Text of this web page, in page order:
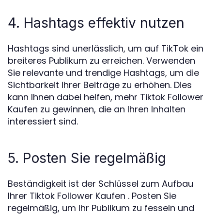
4. Hashtags effektiv nutzen
Hashtags sind unerlässlich, um auf TikTok ein
breiteres Publikum zu erreichen. Verwenden
Sie relevante und trendige Hashtags, um die
Sichtbarkeit Ihrer Beiträge zu erhöhen. Dies
kann Ihnen dabei helfen, mehr Tiktok Follower
Kaufen zu gewinnen, die an Ihren Inhalten
interessiert sind.
5. Posten Sie regelmäßig
Beständigkeit ist der Schlüssel zum Aufbau
Ihrer Tiktok Follower Kaufen . Posten Sie
regelmäßig, um Ihr Publikum zu fesseln und